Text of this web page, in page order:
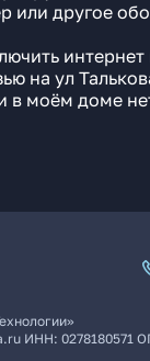
или другое
интернет
на ул
в моём доме
ИНН: 0278180571